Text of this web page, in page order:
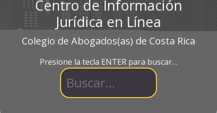
Centro de Información
Jurídica en Línea
Colegio de Abogados(as) de Costa Rica
Presione la tecla ENTER para buscar…